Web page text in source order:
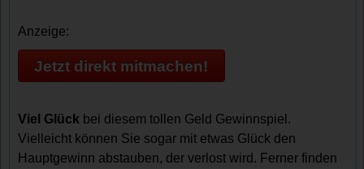
Anzeige:
Jetzt direkt mitmachen!
Viel Glück bei diesem tollen Geld Gewinnspiel.
Vielleicht können Sie sogar mit etwas Glück den
Hauptgewinn abstauben, der verlost wird. Ferner finden